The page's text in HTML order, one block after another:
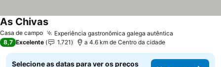
Casa de campo Experiência gastronômica galega autêntica
As ChivasVer preços
8,7 Excelente 1.721 a 4.6 km de Centro da cidade
Selecione as datas para ver os preços